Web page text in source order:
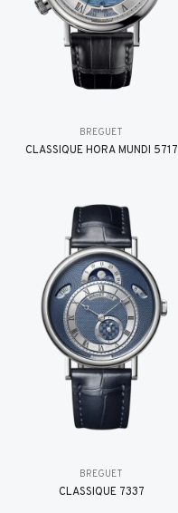
BREGUET
CLASSIQUE HORA MUNDI 5717
BREGUET
CLASSIQUE 7337